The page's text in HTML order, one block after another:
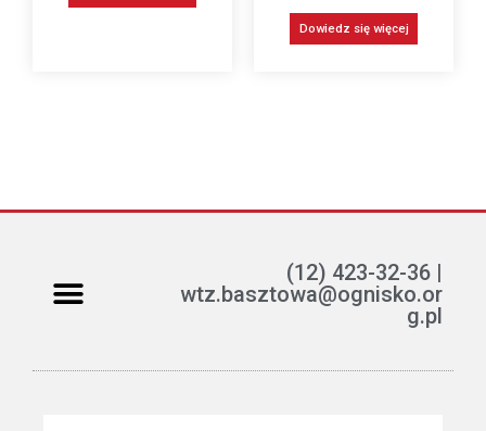
Dowiedz się więcej
(12) 423-32-36 |
wtz.basztowa@ognisko.or
g.pl